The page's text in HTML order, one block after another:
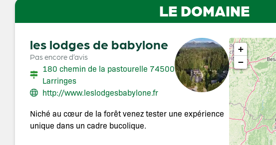
LE DOMAINE
les lodges de babylone
Pas encore d’avis
180 chemin de la pastourelle 74500
Larringes
http://www.leslodgesbabylone.fr
Niché au cœur de la forêt venez tester une expérience
unique dans un cadre bucolique.
+
−